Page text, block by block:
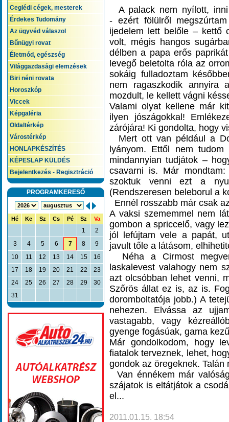
Ceglédi cégek, mesterek
Érdekes Tudomány
Az ügyvéd válaszol
Bűnügyi rovat
Életmód, egészség
Világgazdasági elemzések
Biri néni rovata
Horoszkóp
Viccek
Képgaléria
Oldaltérkép
Várostérkép
HONLAPKÉSZÍTÉS
KÉPESLAP KÜLDÉS
Bejelentkezés - Regisztráció
PROGRAMKERESŐ
Hé Ke Sz Cs Pé Sz Va
1
2
3
4 5 6 7 8
9
10
11 12 13 14 15
16
17
18 19 20 21 22
23
24
25 26 27 28 29
30
31
A palack nem nyílott,
- ezért fölülről
ijedelem lett belőle – kettő
volt, mégis hangos
délben a papa erős
levegő beletolta róla az
sokáig fulladoztam
nem ragaszkodik annyira
mozdult, le kellett vágni
Valami olyat kellene már
ilyen jószágokkal!
zárójára! Ki gondolta, hogy
Mert ott van például a
lyányom. Ettől nem
mindannyian tudjátok –
csavarni is. Már
szoktuk venni ezt a
(Rendszeresen beleborul a
Ennél rosszabb már csak
A vaksi szememmel nem
gombon a spriccelő, vagy
jól lefújtam vele a papát,
javult tőle a látásom,
Néha a Cirmost
laskalevest valahogy nem
azt olcsóbban lehet venni,
Szőrös állat ez is, az is.
doromboltatója jobb.) A
nehezen. Elvássa az
vastagabb, vagy
gyenge fogásúak, gama
Már gondolkodom, hogy
fiatalok terveznek, lehet,
gondok az öregeknek.
Van énnékem már
szájatok is eltátjátok a
el...
2011.01.15. 18:54